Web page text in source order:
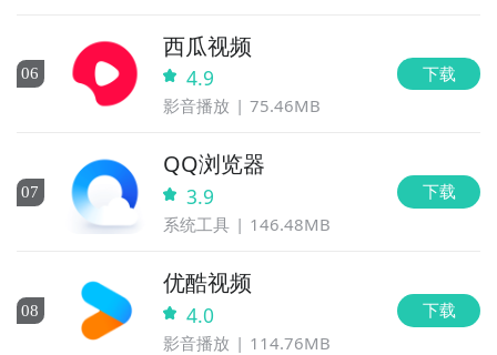
06
西瓜视频
4.9
影音播放 75.46MB
下载
07
QQ浏览器
3.9
系统工具 146.48MB
下载
08
优酷视频
4.0
影音播放 114.76MB
下载